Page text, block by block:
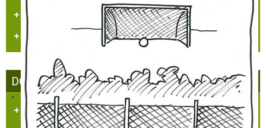
Vogelwelt in Hülchrath und Umgebung
Jüdisches Leben in Hülchrath
DORFGEMEINSCHAFT HÜLCHRATH
Ziele des Vereins